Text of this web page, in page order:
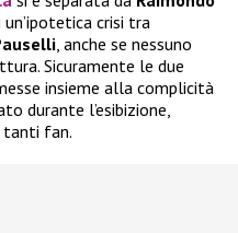
crisi tra
, anche se nessuno
Sicuramente le due
insieme alla complicità
durante l’esibizione,
tanti fan.